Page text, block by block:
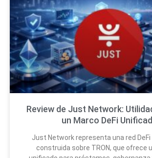
Review de Just Network:
un Marco DeFi
Just Network representa una red
construida sobre TRON, que ofrece